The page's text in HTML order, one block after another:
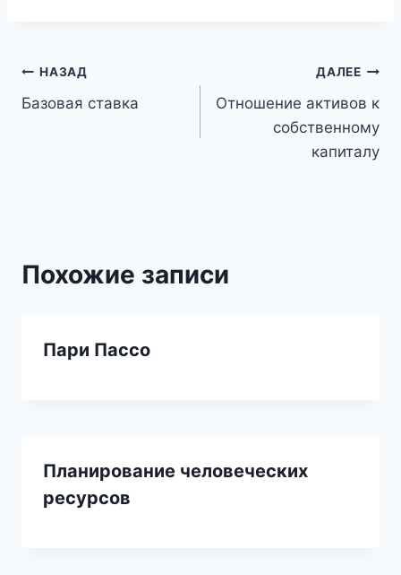
Навигация
по
НАЗАД
Базовая ставка
ДАЛЕЕ
Отношение активов к
собственному
капиталу
Похожие записи
Пари Пассо
Планирование человеческих
ресурсов